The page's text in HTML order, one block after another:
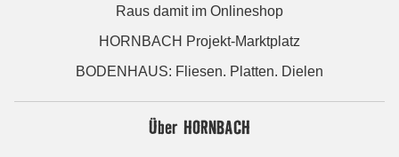
Raus damit im Onlineshop
HORNBACH Projekt-Marktplatz
BODENHAUS: Fliesen. Platten. Dielen
Über HORNBACH